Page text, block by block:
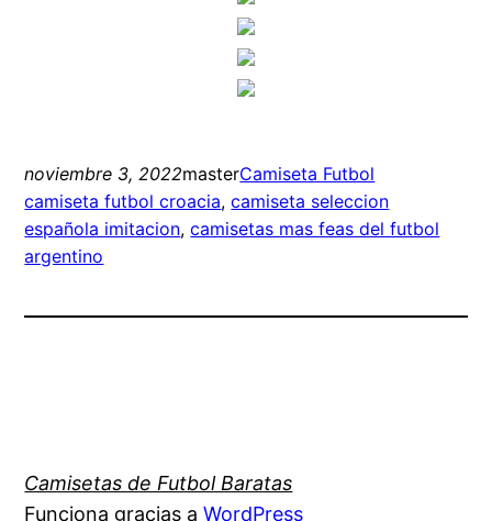
noviembre 3, 2022masterCamiseta Futbol
camiseta futbol croacia, camiseta seleccion
española imitacion, camisetas mas feas del futbol
argentino
Camisetas de Futbol Baratas
Funciona gracias aWordPress